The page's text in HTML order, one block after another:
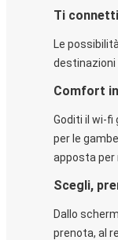
Ti
Le
destinazioni
Comfort
Goditi il wi-
per le
apposta per
Scegli,
Dallo
prenota, al